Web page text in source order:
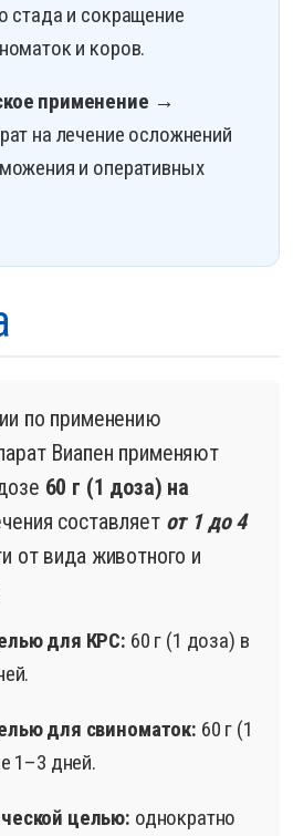
стада и сокращение
и коров.
применение →
на лечение осложнений
и оперативных
по применению
Виапен применяют
60 г (1 доза) на
составляет от 1 до 4
от вида животного и
для КРС: 60 г (1 доза) в
для свиноматок: 60 г (1
1–3 дней.
целью: однократно